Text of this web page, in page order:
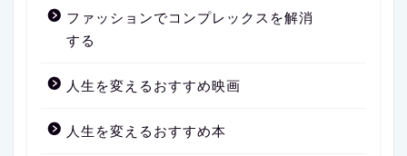
ファッションでコンプレックスを解消
する
人生を変えるおすすめ映画
人生を変えるおすすめ本